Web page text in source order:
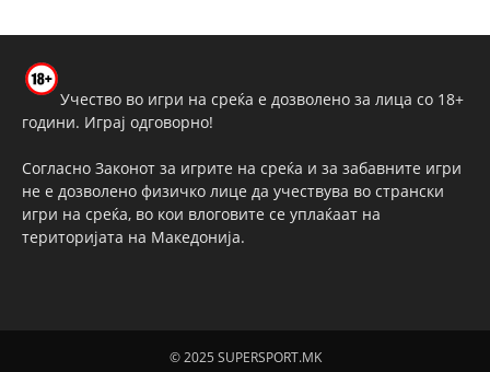
Учество во игри на среќа е дозволено за лица со 18+
години. Играј одговорно!
Согласно Законот за игрите на среќа и за забавните игри
не е дозволено физичко лице да учествува во странски
игри на среќа, во кои влоговите се уплаќаат на
територијата на Македонија.
© 2025 SUPERSPORT.MK